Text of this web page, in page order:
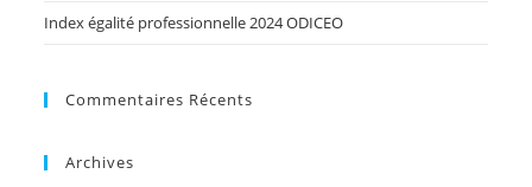
Index égalité professionnelle 2024 ODICEO
Commentaires Récents
Archives